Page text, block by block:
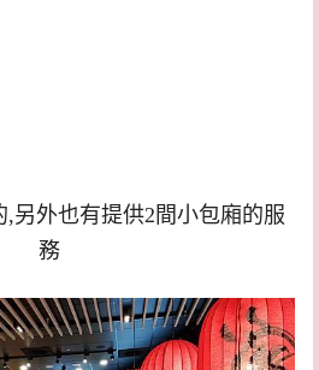
另外也有提供2間小包廂的服
務